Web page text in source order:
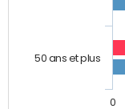
50 ans et plus
0